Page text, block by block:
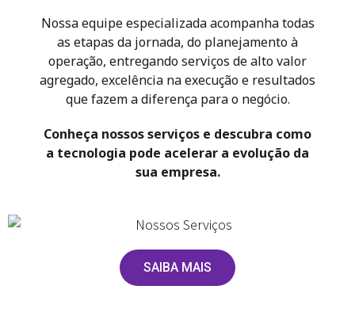
Nossa equipe especializada acompanha todas
as etapas da jornada, do planejamento à
operação, entregando serviços de alto valor
agregado, excelência na execução e resultados
que fazem a diferença para o negócio.
Conheça nossos serviços e descubra como
a tecnologia pode acelerar a evolução da
sua empresa.
SAIBA MAIS